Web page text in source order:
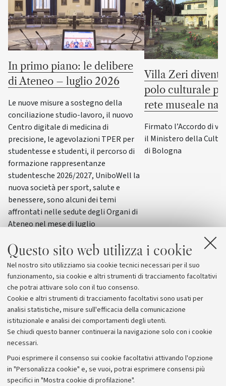
Questo sito web utilizza i cookie
Nel nostro sito utilizziamo sia cookie tecnici necessari per il suo
funzionamento, sia cookie e altri strumenti di tracciamento facoltativi
che potrai attivare solo con il tuo consenso.
Cookie e altri strumenti di tracciamento facoltativi sono usati per
analisi statistiche, misure sull'efficacia della comunicazione
istituzionale e analisi dei comportamenti degli utenti.
Se chiudi questo banner continuerai la navigazione solo con i cookie
necessari.
Puoi esprimere il consenso sui cookie facoltativi attivando l'opzione
in "Personalizza cookie" e, se vuoi, potrai esprimere consensi più
specifici in "Mostra cookie di profilazione".
In primo piano: le delibere
di Ateneo – luglio 2026
Le nuove misure a sostegno della
conciliazione studio-lavoro, il nuovo
Centro digitale di medicina di
precisione, le agevolazioni TPER per
studentesse e studenti, il percorso di
formazione rappresentanze
studentesche 2026/2027, UniboWell la
nuova società per sport, salute e
benessere, sono alcuni dei temi
affrontati nelle sedute degli Organi di
Ateneo nel mese di luglio
Villa Zeri
polo culturale
rete museale
Firmato l’Accordo di
il Ministero della
di Bologna
Archivio
Comunicati stampa